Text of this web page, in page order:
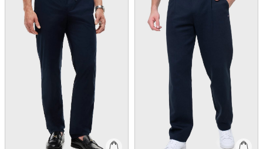
Yaş Grubu:
Menşei:
3DE1MW0MW40915RBT.101